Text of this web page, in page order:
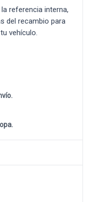
referencia interna,
del recambio para
vehículo.